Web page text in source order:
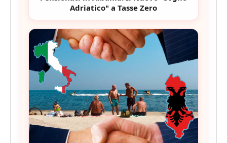
Adriatico" a Tasse Zero